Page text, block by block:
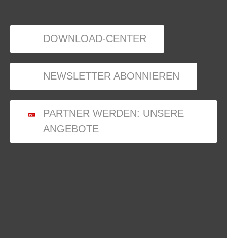
DOWNLOAD-CENTER
NEWSLETTER ABONNIEREN
PARTNER WERDEN: UNSERE
ANGEBOTE